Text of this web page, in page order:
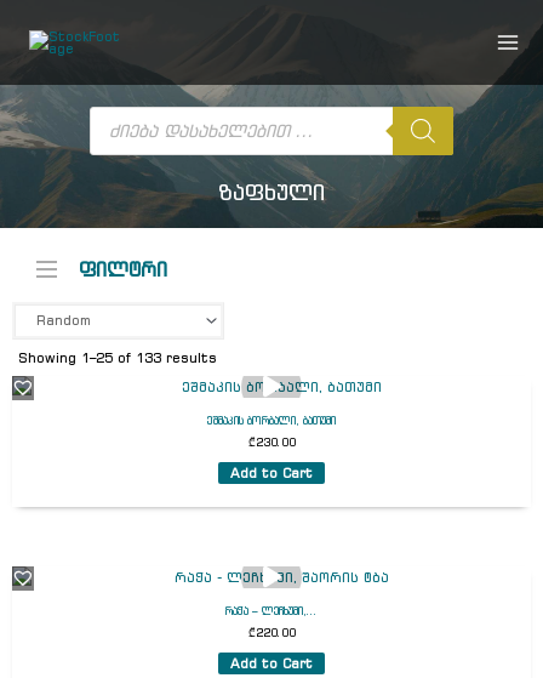
content
Products
search
ზაფხული
ფილტრი
Showing 1–25 of 133 results
ეშმაკის ბორბალი, ბათუმი
₾230.00
Add to Cart
რაჭა – ლეჩხუმი,...
₾220.00
Add to Cart